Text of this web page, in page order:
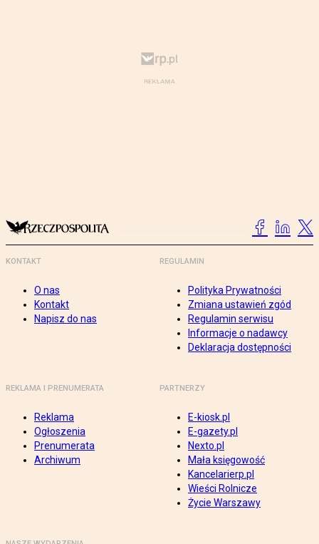
KONTAKT
O nas
Kontakt
Napisz do nas
REGULAMIN
Polityka Prywatności
Zmiana ustawień zgód
Regulamin serwisu
Informacje o nadawcy
Deklaracja dostępności
REKLAMA I PRENUMERATA
Reklama
Ogłoszenia
Prenumerata
Archiwum
PARTNERZY
E-kiosk.pl
E-gazety.pl
Nexto.pl
Mała księgowość
Kancelarierp.pl
Wieści Rolnicze
Życie Warszawy